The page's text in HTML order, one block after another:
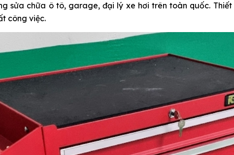
sửa chữa ô tô, garage, đại lý xe hơi trên toàn quốc.
công việc.